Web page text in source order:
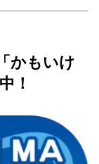
かもいけ
！